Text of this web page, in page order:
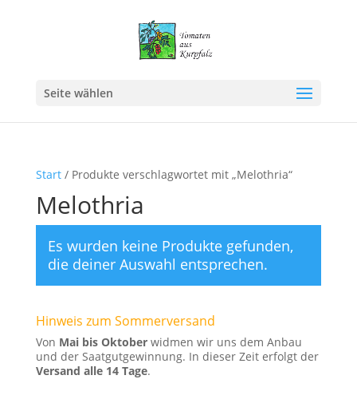
Seite wählen
Start/ Produkte verschlagwortet mit „Melothria“
Melothria
Es wurden keine Produkte gefunden,
die deiner Auswahl entsprechen.
Hinweis zum Sommerversand
Von Mai bis Oktoberwidmen wir uns dem Anbau
und der Saatgutgewinnung. In dieser Zeit erfolgt der
Versand alle 14 Tage.